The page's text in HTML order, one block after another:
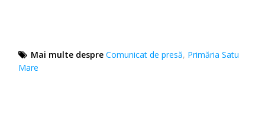
Mai multe despre Comunicat de presă, Primăria Satu
Mare